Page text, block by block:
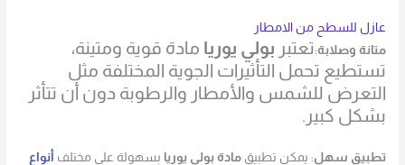
عازل للسطح من الامطار
متانة وصلابة:تعتبر بولي يوريا مادة قوية ومتينة،
تستطيع تحمل التأثيرات الجوية المختلفة مثل
التعرض للشمس والأمطار والرطوبة دون أن تتأثر
بشكل كبير.
تطبيق سهل: يمكن تطبيقمادة بولي يوريا بسهولة على مختلف أنواع